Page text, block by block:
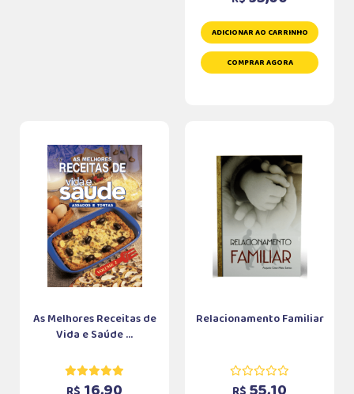
ADICIONAR AO CARRINHO
COMPRAR AGORA
As Melhores Receitas de
Vida e Saúde ...
Relacionamento Familiar